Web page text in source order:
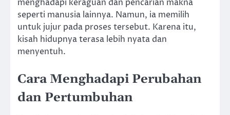
menghadapi keraguan dan pencarian makna
seperti manusia lainnya. Namun, ia memilih
untuk jujur pada proses tersebut. Karena itu,
kisah hidupnya terasa lebih nyata dan
menyentuh.
Cara Menghadapi Perubahan
dan Pertumbuhan